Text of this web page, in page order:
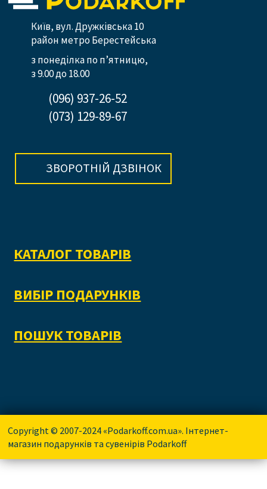
Київ, вул. Дружківська 10
район метро Берестейська
з понеділка по п’ятницю,
з 9.00 до 18.00
(096) 937-26-52
(073) 129-89-67
ЗВОРОТНІЙ ДЗВІНОК
КАТАЛОГ ТОВАРІВ
ВИБІР ПОДАРУНКІВ
ПОШУК ТОВАРІВ
Copyright © 2007-2024 «Podarkoff.com.ua». Інтернет-
магазин подарунків та сувенірів Podarkoff